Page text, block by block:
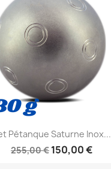
Pétanque Saturne Inox...
255,00 € 150,00 €